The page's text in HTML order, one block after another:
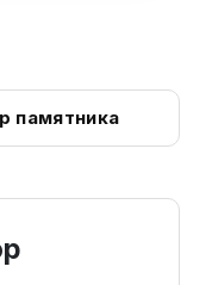
памятника